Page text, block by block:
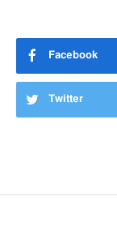
Facebook
Twitter